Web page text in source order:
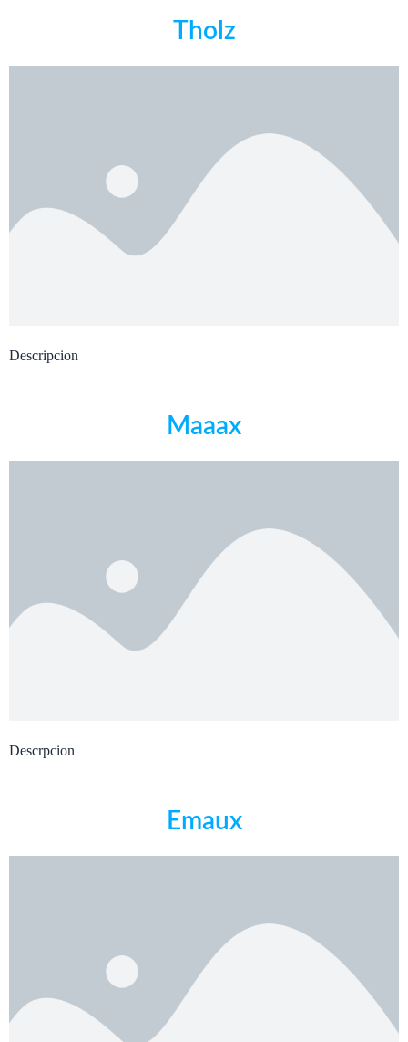
Tholz
Descripcion
Maaax
Descrpcion
Emaux